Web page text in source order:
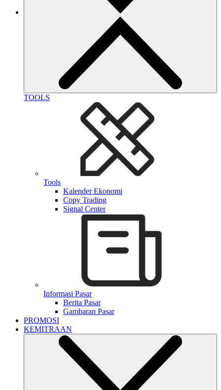
TOOLS
Tools
Kalender Ekonomi
Copy Trading
Signal Center
Informasi Pasar
Berita Pasar
Gambaran Pasar
PROMOSI
KEMITRAAN